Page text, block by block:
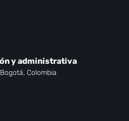
y administrativa
Colombia